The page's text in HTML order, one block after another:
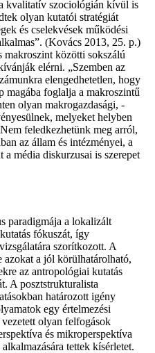
kvalitatív szociológián kívül is
olyan kutatói stratégiát
és cselekvések működési
(Kovács 2013, 25. p.)
makroszint közötti sokszálú
elérni. „Szemben az
elengedhetetlen, hogy
foglalja a makroszintű
olyan makrogazdasági, -
melyeket helyben
feledkezhetünk meg arról,
az állam és intézményei, a
média diskurzusai is szerepet
paradigmája a lokalizált
fókuszát, így
szorítkozott. A
azokat a jól körülhatárolható,
az antropológiai kutatás
A posztstrukturalista
határozott igény
egy értelmezési
olyan felfogások
és mikroperspektíva
tettek kísérletet.